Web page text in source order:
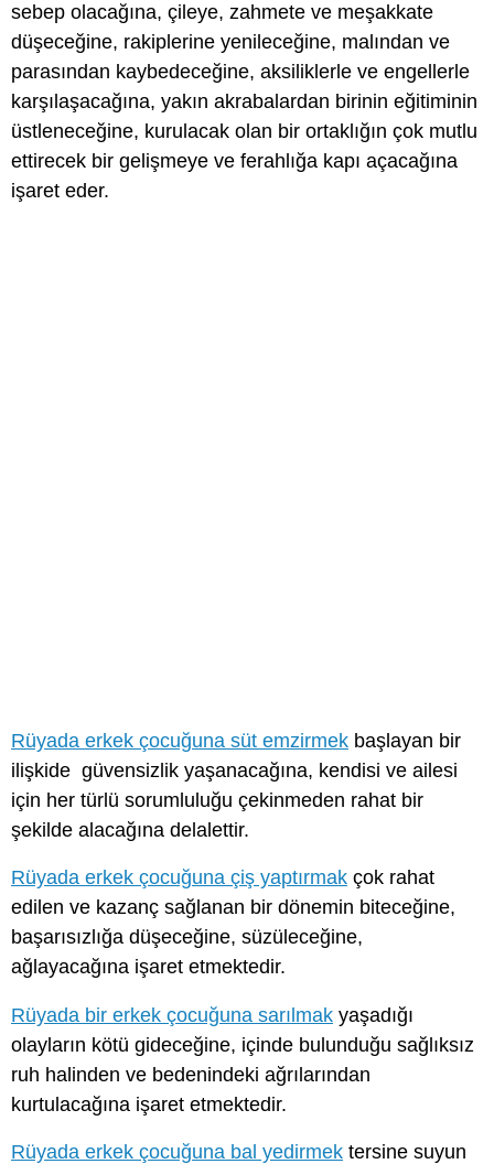
sebep olacağına, çileye, zahmete ve meşakkate
düşeceğine, rakiplerine yenileceğine, malından ve
parasından kaybedeceğine, aksiliklerle ve engellerle
karşılaşacağına, yakın akrabalardan birinin eğitiminin
üstleneceğine, kurulacak olan bir ortaklığın çok mutlu
ettirecek bir gelişmeye ve ferahlığa kapı açacağına
işaret eder.
Rüyada erkek çocuğuna süt emzirmek başlayan bir
ilişkide güvensizlik yaşanacağına, kendisi ve ailesi
için her türlü sorumluluğu çekinmeden rahat bir
şekilde alacağına delalettir.
Rüyada erkek çocuğuna çiş yaptırmak çok rahat
edilen ve kazanç sağlanan bir dönemin biteceğine,
başarısızlığa düşeceğine, süzüleceğine,
ağlayacağına işaret etmektedir.
Rüyada bir erkek çocuğuna sarılmak yaşadığı
olayların kötü gideceğine, içinde bulunduğu sağlıksız
ruh halinden ve bedenindeki ağrılarından
kurtulacağına işaret etmektedir.
Rüyada erkek çocuğuna bal yedirmek tersine suyun